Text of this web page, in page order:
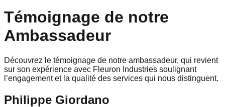
Témoignage de notre
Ambassadeur
Découvrez le témoignage de notre ambassadeur, qui revient
sur son expérience avec Fleuron Industries soulignant
l’engagement et la qualité des services qui nous distinguent.
Philippe Giordano